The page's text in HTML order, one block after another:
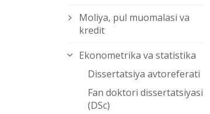
Moliya, pul muomalasi va
kredit
Ekonometrika va statistika
Dissertatsiya avtoreferati
Fan doktori dissertatsiyasi
(DSc)